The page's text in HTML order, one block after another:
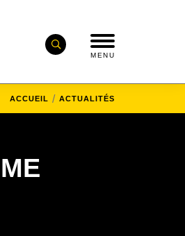
MENU
ACCUEIL ACTUALITÉS